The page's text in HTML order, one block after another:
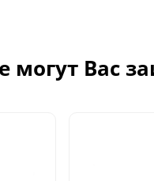
Вас